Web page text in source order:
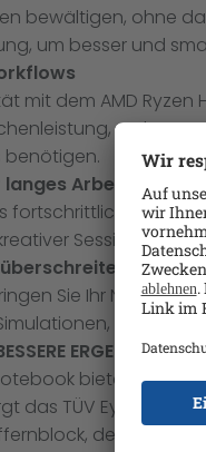
bewältigen, ohne
um besser und
mit dem AMD
benötigen.
Arbeiten
fortschrittlichen
Sessions,
Sie
Sie Ihr Notebook
ERGEBNISSE
bietet Ihnen
das TÜV Eyesafe-
der perfekt